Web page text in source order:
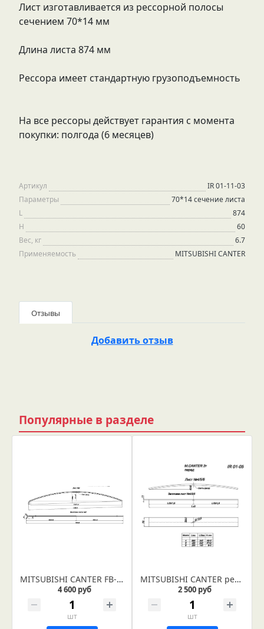
Лист изготавливается из рессорной полосы
сечением 70*14 мм
Длина листа 874 мм
Рессора имеет стандартную грузоподъемность
На все рессоры действует гарантия с момента
покупки: полгода (6 месяцев)
Артикул
IR 01-11-03
Параметры
70*14 сечение листа
L
874
H
60
Вес, кг
6.7
Применяемость
MITSUBISHI CANTER
Отзывы
Добавить отзыв
Популярные в разделе
MITSUBISHI CANTER FB-551B 2т рессора задняя лист №2 (Арт. IR 01-04-02)
4 600 руб
шт
MITSUBISHI CANTER рессора передняя лист № 6 (Арт. IR 01-05-06)
2 500 руб
шт